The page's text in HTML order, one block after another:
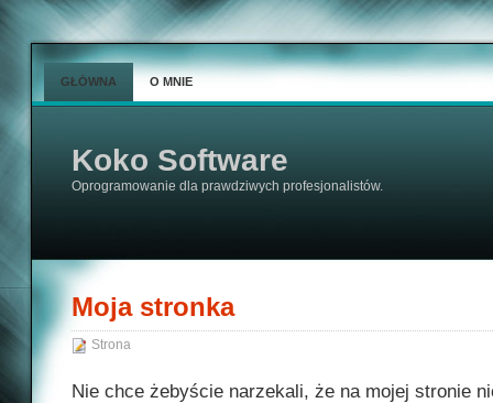
Koko Software
Oprogramowanie dla prawdziwych profesjonalistów.
GŁÓWNA O MNIE
Moja stronka
Strona
Nie chce żebyście narzekali, że na mojej stronie